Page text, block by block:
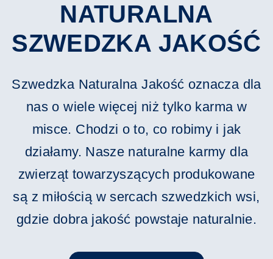
NATURALNA
SZWEDZKA JAKOŚĆ
Szwedzka Naturalna Jakość oznacza dla
nas o wiele więcej niż tylko karma w
misce. Chodzi o to, co robimy i jak
działamy. Nasze naturalne karmy dla
zwierząt towarzyszących produkowane
są z miłością w sercach szwedzkich wsi,
gdzie dobra jakość powstaje naturalnie.